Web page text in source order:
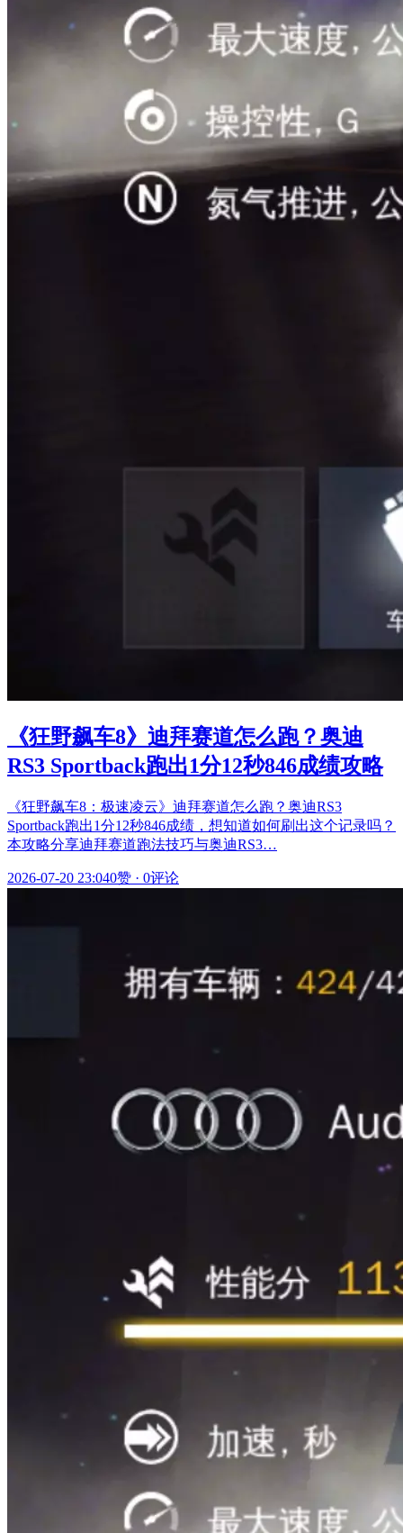
《狂野飙车8》迪拜赛道怎么跑？奥迪
RS3 Sportback跑出1分12秒846成绩攻略
《狂野飙车8：极速凌云》迪拜赛道怎么跑？奥迪RS3
Sportback跑出1分12秒846成绩，想知道如何刷出这个记录吗？
本攻略分享迪拜赛道跑法技巧与奥迪RS3…
2026-07-20 23:040赞 · 0评论